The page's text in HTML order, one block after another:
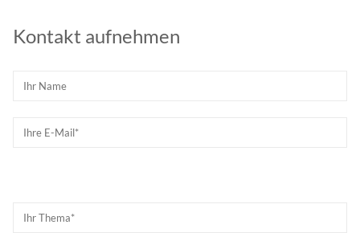
Kontakt aufnehmen
leave